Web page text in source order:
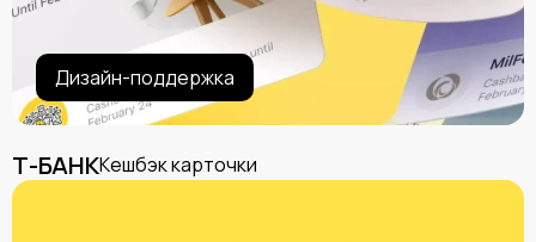
Дизайн-поддержка
Т-БАНККешбэк карточки